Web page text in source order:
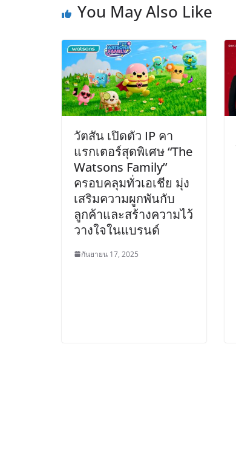
You May Also Like
วัตสัน เปิดตัว IP คา
แรกเตอร์สุดพิเศษ “The
Watsons Family”
ครอบคลุมทั่วเอเชีย มุ่ง
เสริมความผูกพันกับ
ลูกค้าและสร้างความไว้
วางใจในแบรนด์
กันยายน 17, 2025